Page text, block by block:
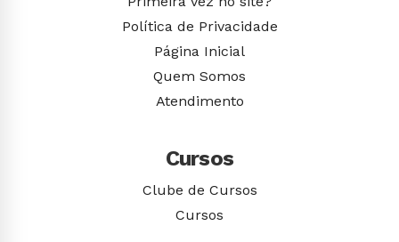
Política de Privacidade
Página Inicial
Quem Somos
Atendimento
Cursos
Clube de Cursos
Cursos